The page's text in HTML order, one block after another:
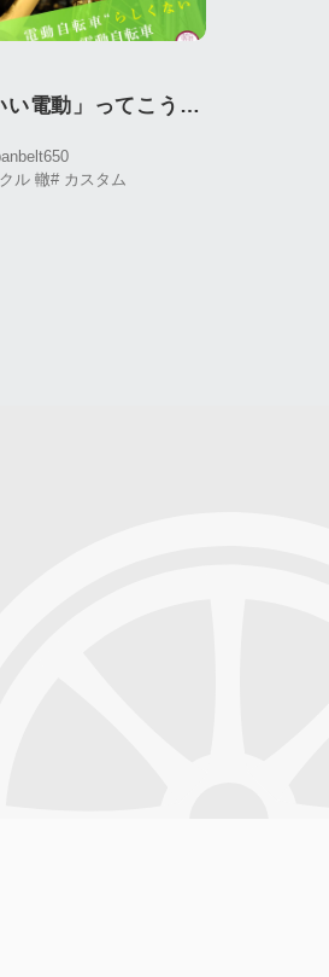
い電動」ってこうい
URBAN BELTと
ル 轍# カスタム